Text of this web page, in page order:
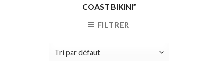
COAST BIKINI”
FILTRER